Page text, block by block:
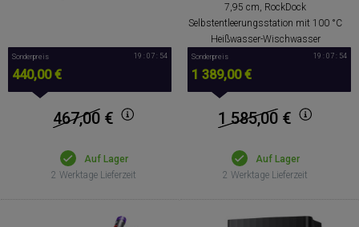
Sonderpreis
440,00 €
19 : 07 : 53
467,00 €
Auf Lager
2 Werktage Lieferzeit
7,95 cm, RockDock
Selbstentleerungsstation mit 100 °C
Heißwasser-Wischwasser
Sonderpreis
1 389,00 €
19 : 07 : 53
1 585,00 €
Auf Lager
2 Werktage Lieferzeit